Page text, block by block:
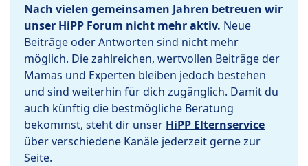
Nach vielen gemeinsamen Jahren betreuen wir
unser HiPP Forum nicht mehr aktiv. Neue
Beiträge oder Antworten sind nicht mehr
möglich. Die zahlreichen, wertvollen Beiträge der
Mamas und Experten bleiben jedoch bestehen
und sind weiterhin für dich zugänglich. Damit du
auch künftig die bestmögliche Beratung
bekommst, steht dir unser HiPP Elternservice
über verschiedene Kanäle jederzeit gerne zur
Seite.